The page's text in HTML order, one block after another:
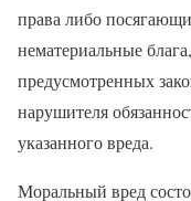
права либо
нематериальные
предусмотренных
нарушителя
указанного вреда.
Моральный вред